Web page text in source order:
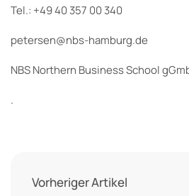
Tel.: +49 40 357 00 340
petersen@nbs-hamburg.de
NBS Northern Business School
.
Vorheriger Artikel